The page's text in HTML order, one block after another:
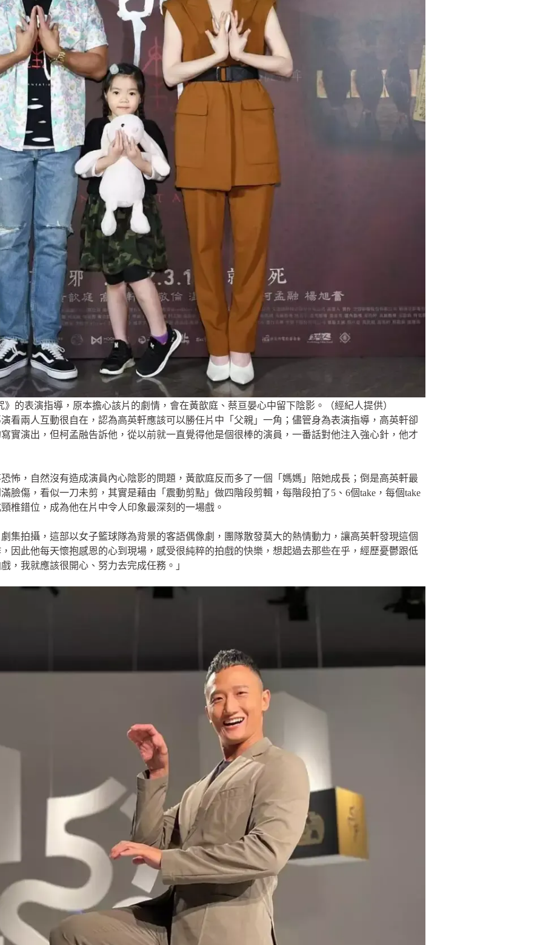
的表演指導，原本擔心該片的劇情，會在黃歆庭、蔡亘晏心中留下陰影。（經紀人提供）
看兩人互動很自在，認為高英軒應該可以勝任片中「父親」一角；儘管身為表演指導，高英軒卻
實演出，但柯孟融告訴他，從以前就一直覺得他是個很棒的演員，一番話對他注入強心針，他才
怖，自然沒有造成演員內心陰影的問題，黃歆庭反而多了一個「媽媽」陪她成長；倒是高英軒最
臉傷，看似一刀未剪，其實是藉由「震動剪點」做四階段剪輯，每階段拍了5、6個take，每個take
椎錯位，成為他在片中令人印象最深刻的一場戲。
集拍攝，這部以女子籃球隊為背景的客語偶像劇，團隊散發莫大的熱情動力，讓高英軒發現這個
因此他每天懷抱感恩的心到現場，感受很純粹的拍戲的快樂，想起過去那些在乎，經歷憂鬱跟低
，我就應該很開心、努力去完成任務。」